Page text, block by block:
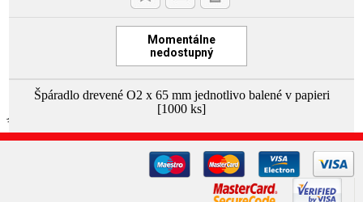
Momentálne
nedostupný
Špáradlo drevené O2 x 65 mm jednotlivo balené v papieri
[1000 ks]